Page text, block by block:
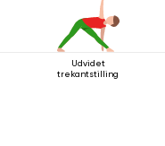
Udvidet
trekantstilling